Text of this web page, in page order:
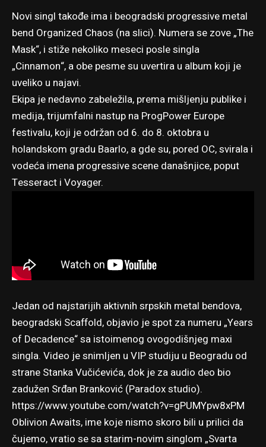
Novi singl takođe ima i beogradski progressive metal
bend Organized Chaos (na slici). Numera se zove „The
Mask“, i stiže nekoliko meseci posle singla
„Cinnamon“, a obe pesme su uvertira u album koji je
uveliko u najavi.
Ekipa je nedavno zabeležila, prema mišljenju publike i
medija, trijumfalni nastup na ProgPower Europe
festivalu, koji je održan od 6. do 8. oktobra u
holandskom gradu Baarlo, a gde su, pored OC, svirala i
vodeća imena progressive scene današnjice, poput
Tesseract i Voyager.
Jedan od najstarijih aktivnih srpskih metal bendova,
beogradski Scaffold, objavio je spot za numeru „Years
of Decadence“ sa istoimenog ovogodišnjeg maxi
singla. Video je snimljen u VIP studiju u Beogradu od
strane Stanka Vučićevića, dok je za audio deo bio
zadužen Srđan Branković (Paradox studio).
https://www.youtube.com/watch?v=gPUMYpw8xPM
Oblivion Awaits, ime koje nismo skoro bili u prilici da
čujemo, vratio se sa starim-novim singlom „Svarta